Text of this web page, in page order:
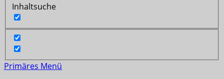
Inhaltsuche
Primäres Menü